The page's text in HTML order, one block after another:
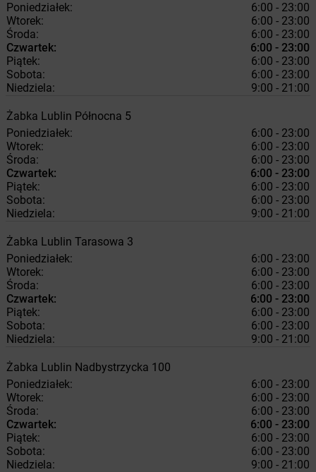
Poniedziałek:
6:00 - 23:00
Wtorek:
6:00 - 23:00
Środa:
6:00 - 23:00
Czwartek:
6:00 - 23:00
Piątek:
6:00 - 23:00
Sobota:
6:00 - 23:00
Niedziela:
9:00 - 21:00
Żabka Lublin Północna 5
Poniedziałek:
6:00 - 23:00
Wtorek:
6:00 - 23:00
Środa:
6:00 - 23:00
Czwartek:
6:00 - 23:00
Piątek:
6:00 - 23:00
Sobota:
6:00 - 23:00
Niedziela:
9:00 - 21:00
Żabka Lublin Tarasowa 3
Poniedziałek:
6:00 - 23:00
Wtorek:
6:00 - 23:00
Środa:
6:00 - 23:00
Czwartek:
6:00 - 23:00
Piątek:
6:00 - 23:00
Sobota:
6:00 - 23:00
Niedziela:
9:00 - 21:00
Żabka Lublin Nadbystrzycka 100
Poniedziałek:
6:00 - 23:00
Wtorek:
6:00 - 23:00
Środa:
6:00 - 23:00
Czwartek:
6:00 - 23:00
Piątek:
6:00 - 23:00
Sobota:
6:00 - 23:00
Niedziela:
9:00 - 21:00